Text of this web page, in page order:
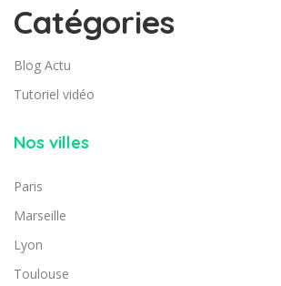
Catégories
Blog Actu
Tutoriel vidéo
Nos villes
Paris
Marseille
Lyon
Toulouse